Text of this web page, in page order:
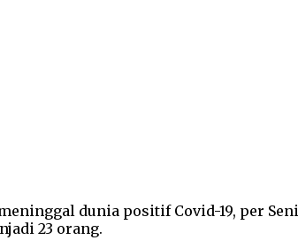
dunia positif Covid-19, per
23 orang.